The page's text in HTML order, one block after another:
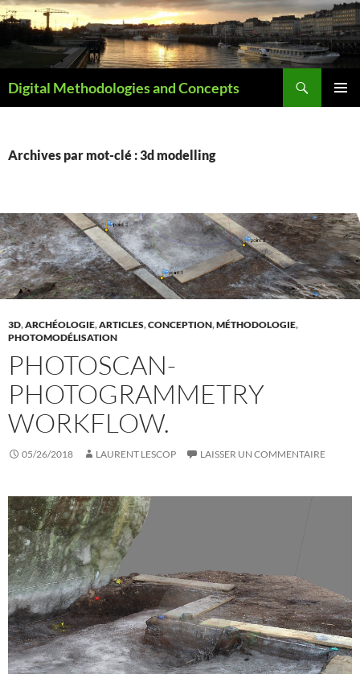
Aller
au
contenu
Digital Methodologies and Concepts
Archives par mot-clé : 3d modelling
3D,ARCHÉOLOGIE,ARTICLES,CONCEPTION,MÉTHODOLOGIE,
PHOTOMODÉLISATION
PHOTOSCAN-
PHOTOGRAMMETRY
WORKFLOW.
05/26/2018 LAURENT LESCOP LAISSER UN COMMENTAIRE